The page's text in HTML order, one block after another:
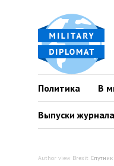
Политика В
Выпуски журнала
Author view Brexit